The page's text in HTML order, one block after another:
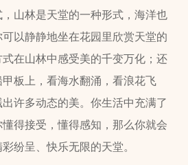
山林是天堂的一种形式，海洋也
以静静地坐在花园里欣赏天堂的
在山林中感受美的千变万化；还
板上，看海水翻涌，看浪花飞
许多动态的美。你生活中充满了
得接受，懂得感知，那么你就会
纷呈、快乐无限的天堂。